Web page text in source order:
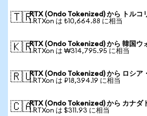
🇹🇷RTX (Ondo Tokenized) から トルコ
1 RTXon は ₺10,664.88 に相当
🇰🇷RTX (Ondo Tokenized) から 韓国ウ
1 RTXon は ₩314,795.95 に相当
🇷🇺RTX (Ondo Tokenized) から ロシア
1 RTXon は ₽18,394.19 に相当
🇨🇦RTX (Ondo Tokenized) から カナダ
1 RTXon は $311.93 に相当